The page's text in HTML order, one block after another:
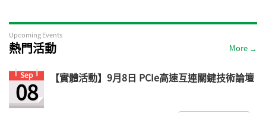
Upcoming Events
熱門活動 More →
Sep
08 【實體活動】9月8日 PCIe高速互連關鍵技術論壇